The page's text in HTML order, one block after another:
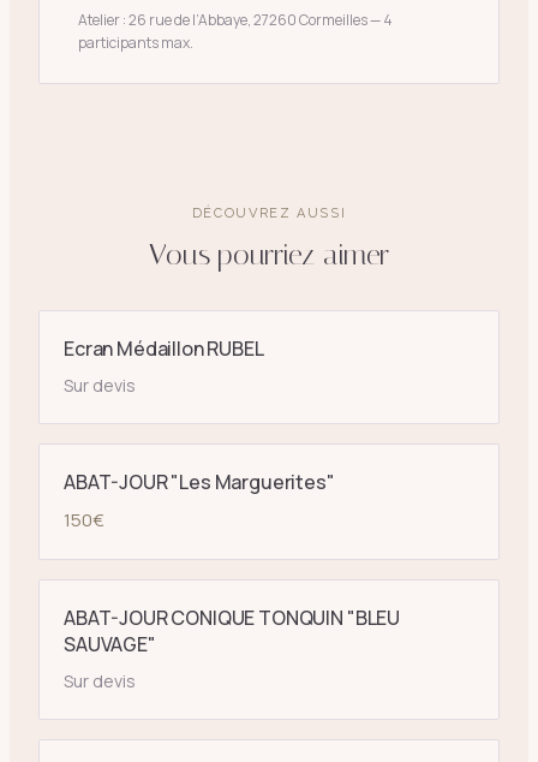
Atelier : 26 rue de l’Abbaye, 27260 Cormeilles — 4
participants max.
DÉCOUVREZ AUSSI
Vous pourriez aimer
Ecran Médaillon RUBEL
Sur devis
ABAT-JOUR "Les Marguerites"
150€
ABAT-JOUR CONIQUE TONQUIN "BLEU
SAUVAGE"
Sur devis